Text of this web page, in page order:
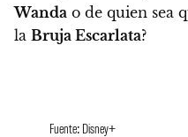
Wanda o de quien sea
la Bruja Escarlata?
Fuente: Disney+